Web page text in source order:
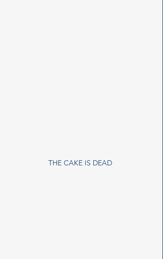
THE CAKE IS DEAD